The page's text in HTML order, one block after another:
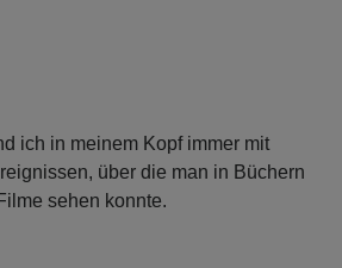
ich in meinem Kopf immer mit
über die man in Büchern
sehen konnte.